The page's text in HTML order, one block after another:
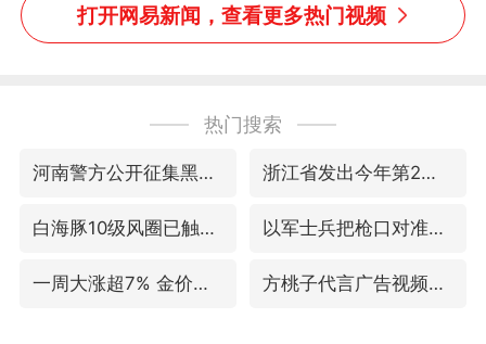
打开网易新闻，查看更多热门视频
热门搜索
河南警方公开征集黑恶犯罪线索 浙江省发出今年第2号指挥长令
白海豚10级风圈已触及浙江台州 以军士兵把枪口对准中国记者
一周大涨超7% 金价为何突然上涨 方桃子代言广告视频已下架